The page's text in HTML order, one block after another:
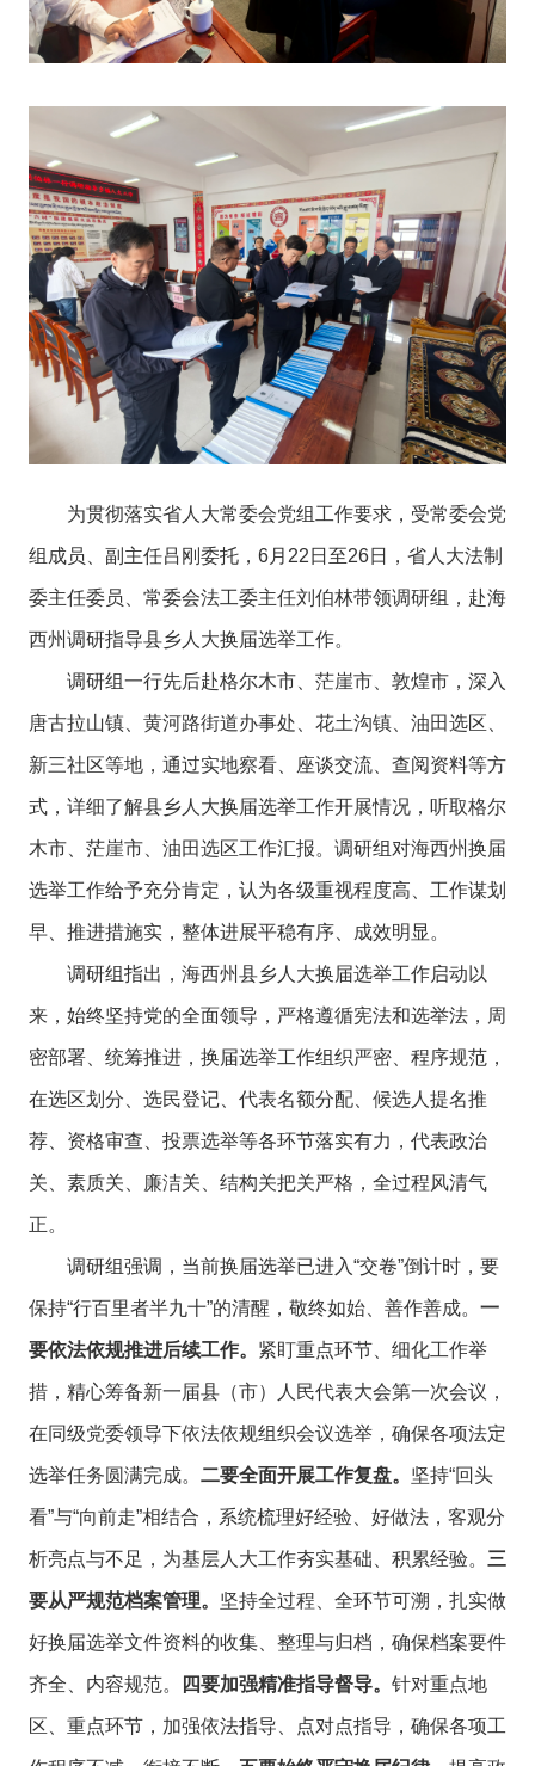
为贯彻落实省人大常委会党组工作要求，受常委会党
组成员、副主任吕刚委托，6月22日至26日，省人大法制
委主任委员、常委会法工委主任刘伯林带领调研组，赴海
西州调研指导县乡人大换届选举工作。
调研组一行先后赴格尔木市、茫崖市、敦煌市，深入
唐古拉山镇、黄河路街道办事处、花土沟镇、油田选区、
新三社区等地，通过实地察看、座谈交流、查阅资料等方
式，详细了解县乡人大换届选举工作开展情况，听取格尔
木市、茫崖市、油田选区工作汇报。调研组对海西州换届
选举工作给予充分肯定，认为各级重视程度高、工作谋划
早、推进措施实，整体进展平稳有序、成效明显。
调研组指出，海西州县乡人大换届选举工作启动以
来，始终坚持党的全面领导，严格遵循宪法和选举法，周
密部署、统筹推进，换届选举工作组织严密、程序规范，
在选区划分、选民登记、代表名额分配、候选人提名推
荐、资格审查、投票选举等各环节落实有力，代表政治
关、素质关、廉洁关、结构关把关严格，全过程风清气
正。
调研组强调，当前换届选举已进入“交卷”倒计时，要
保持“行百里者半九十”的清醒，敬终如始、善作善成。 一
要依法依规推进后续工作。 紧盯重点环节、细化工作举
措，精心筹备新一届县（市）人民代表大会第一次会议，
在同级党委领导下依法依规组织会议选举，确保各项法定
选举任务圆满完成。 二要全面开展工作复盘。 坚持“回头
看”与“向前走”相结合，系统梳理好经验、好做法，客观分
析亮点与不足，为基层人大工作夯实基础、积累经验。 三
要从严规范档案管理。 坚持全过程、全环节可溯，扎实做
好换届选举文件资料的收集、整理与归档，确保档案要件
齐全、内容规范。 四要加强精准指导督导。 针对重点地
区、重点环节，加强依法指导、点对点指导，确保各项工